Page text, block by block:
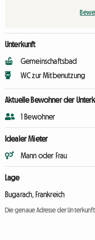
Unterkunft
Gemeinschaftsbad
WC zur Mitbenutzung
Aktuelle Bewohner der
1 Bewohner
Idealer Mieter
Mann oder Frau
Lage
Bugarach, Frankreich
Die genaue Adresse der